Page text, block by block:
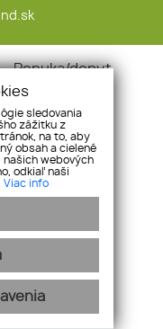
Ponuka/dopyt
Referencie
Blog
GDPR
Cookies
sledovania
zážitku z
na to, aby
obsah a cielené
našich webových
odkiaľ naši
Viac info